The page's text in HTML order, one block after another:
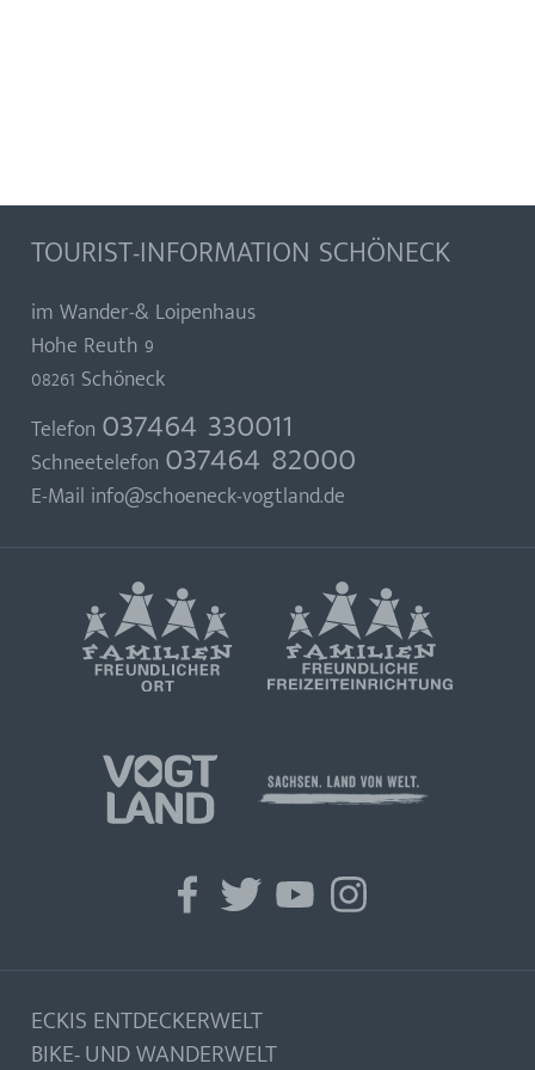
TOURIST-INFORMATION SCHÖNECK
im Wander-& Loipenhaus
Hohe Reuth 9
08261 Schöneck
Telefon 037464 330011
Schneetelefon 037464 82000
E-Mail info@schoeneck-vogtland.de
facebooktwitteryoutubeinstagram
ECKIS ENTDECKERWELT
BIKE- UND WANDERWELT